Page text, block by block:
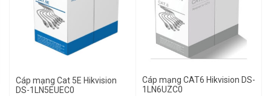
Cáp mạng Cat 5E Hikvision
DS-1LN5EUEC0
Cáp mạng CAT6 Hikvision DS-
1LN6UZC0